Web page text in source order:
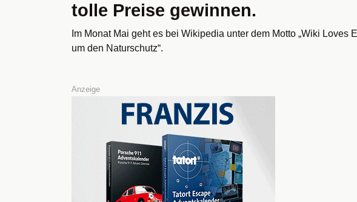
tolle Preise gewinnen.
Im Monat Mai geht es bei Wikipedia unter dem Motto „Wiki Loves
um den Naturschutz“.
Anzeige